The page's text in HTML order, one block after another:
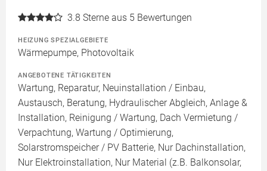
3.8 Sterne aus 5 Bewertungen
HEIZUNG SPEZIALGEBIETE
Wärmepumpe, Photovoltaik
ANGEBOTENE TÄTIGKEITEN
Wartung, Reparatur, Neuinstallation / Einbau,
Austausch, Beratung, Hydraulischer Abgleich, Anlage &
Installation, Reinigung / Wartung, Dach Vermietung /
Verpachtung, Wartung / Optimierung,
Solarstromspeicher / PV Batterie, Nur Dachinstallation,
Nur Elektroinstallation, Nur Material (z.B. Balkonsolar,